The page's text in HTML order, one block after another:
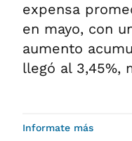
expensa
en mayo, con
aumento
llegó al 3,45%,
Informate más